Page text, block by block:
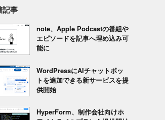
記事
note、Apple Podcastの番組や
エピソードを記事へ埋め込み可
能に
WordPressにAIチャットボッ
トを追加できる新サービスを提
供開始
HyperForm、制作会社向けホ